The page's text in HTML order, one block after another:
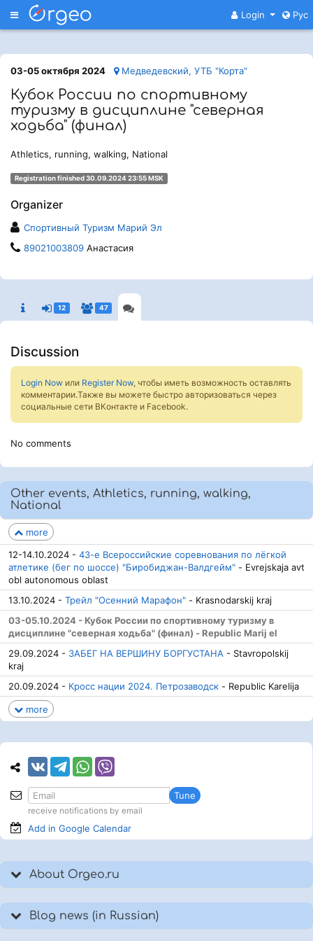
Меню Login Рус
03-05 октября 2024 Медведевский, УТБ "Корта"
Кубок России по спортивному
туризму в дисциплине "северная
ходьба" (финал)
Athletics, running, walking, National
Registration finished 30.09.2024 23:55 MSK
Organizer
Спортивный Туризм Марий Эл
89021003809 Анастасия
12 47
Discussion
Login Now или Register Now, чтобы иметь возможность оставлять
комментарии.Также вы можете быстро авторизоваться через
социальные сети ВКонтакте и Facebook.
No comments
Other events, Athletics, running, walking,
National
more
12-14.10.2024 - 43-е Всероссийские соревнования по лёгкой
атлетике (бег по шоссе) "Биробиджан-Валдгейм" - Evrejskaja avt
obl autonomous oblast
13.10.2024 - Трейл "Осенний Марафон" - Krasnodarskij kraj
03-05.10.2024 - Кубок России по спортивному туризму в
дисциплине "северная ходьба" (финал) - Republic Marij el
29.09.2024 - ЗАБЕГ НА ВЕРШИНУ БОРГУСТАНА - Stavropolskij
kraj
20.09.2024 - Кросс нации 2024. Петрозаводск - Republic Karelija
more
Tune
receive notifications by email
Add in Google Calendar
About Orgeo.ru
Blog news (in Russian)